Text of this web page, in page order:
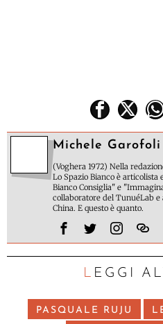
Michele Garofoli
(Voghera 1972) Nella
Lo Spazio Bianco è
Bianco Consiglia" e
collaboratore del TunuéLab
China. E questo è quanto.
LEGGI
PASQUALE RUJU